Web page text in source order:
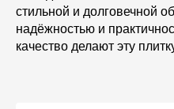
стильной и долговечной
надёжностью и
качество делают эту